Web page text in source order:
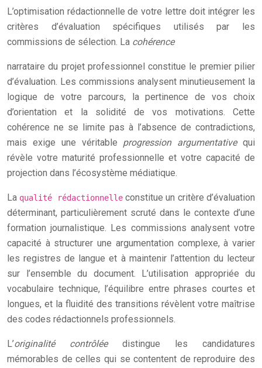
L’optimisation rédactionnelle de votre lettre doit intégrer les
critères d’évaluation spécifiques utilisés par les
commissions de sélection. La cohérence
narrataire du projet professionnel constitue le premier pilier
d’évaluation. Les commissions analysent minutieusement la
logique de votre parcours, la pertinence de vos choix
d’orientation et la solidité de vos motivations. Cette
cohérence ne se limite pas à l’absence de contradictions,
mais exige une véritable progression argumentativequi
révèle votre maturité professionnelle et votre capacité de
projection dans l’écosystème médiatique.
La qualité rédactionnelleconstitue un critère d’évaluation
déterminant, particulièrement scruté dans le contexte d’une
formation journalistique. Les commissions analysent votre
capacité à structurer une argumentation complexe, à varier
les registres de langue et à maintenir l’attention du lecteur
sur l’ensemble du document. L’utilisation appropriée du
vocabulaire technique, l’équilibre entre phrases courtes et
longues, et la fluidité des transitions révèlent votre maîtrise
des codes rédactionnels professionnels.
L’originalité contrôléedistingue les candidatures
mémorables de celles qui se contentent de reproduire des